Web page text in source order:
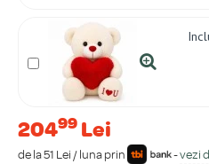
20499 Lei
de la 51 Lei / luna prin -vezi